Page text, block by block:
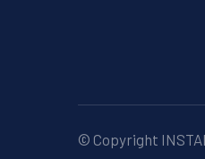
© Copyright